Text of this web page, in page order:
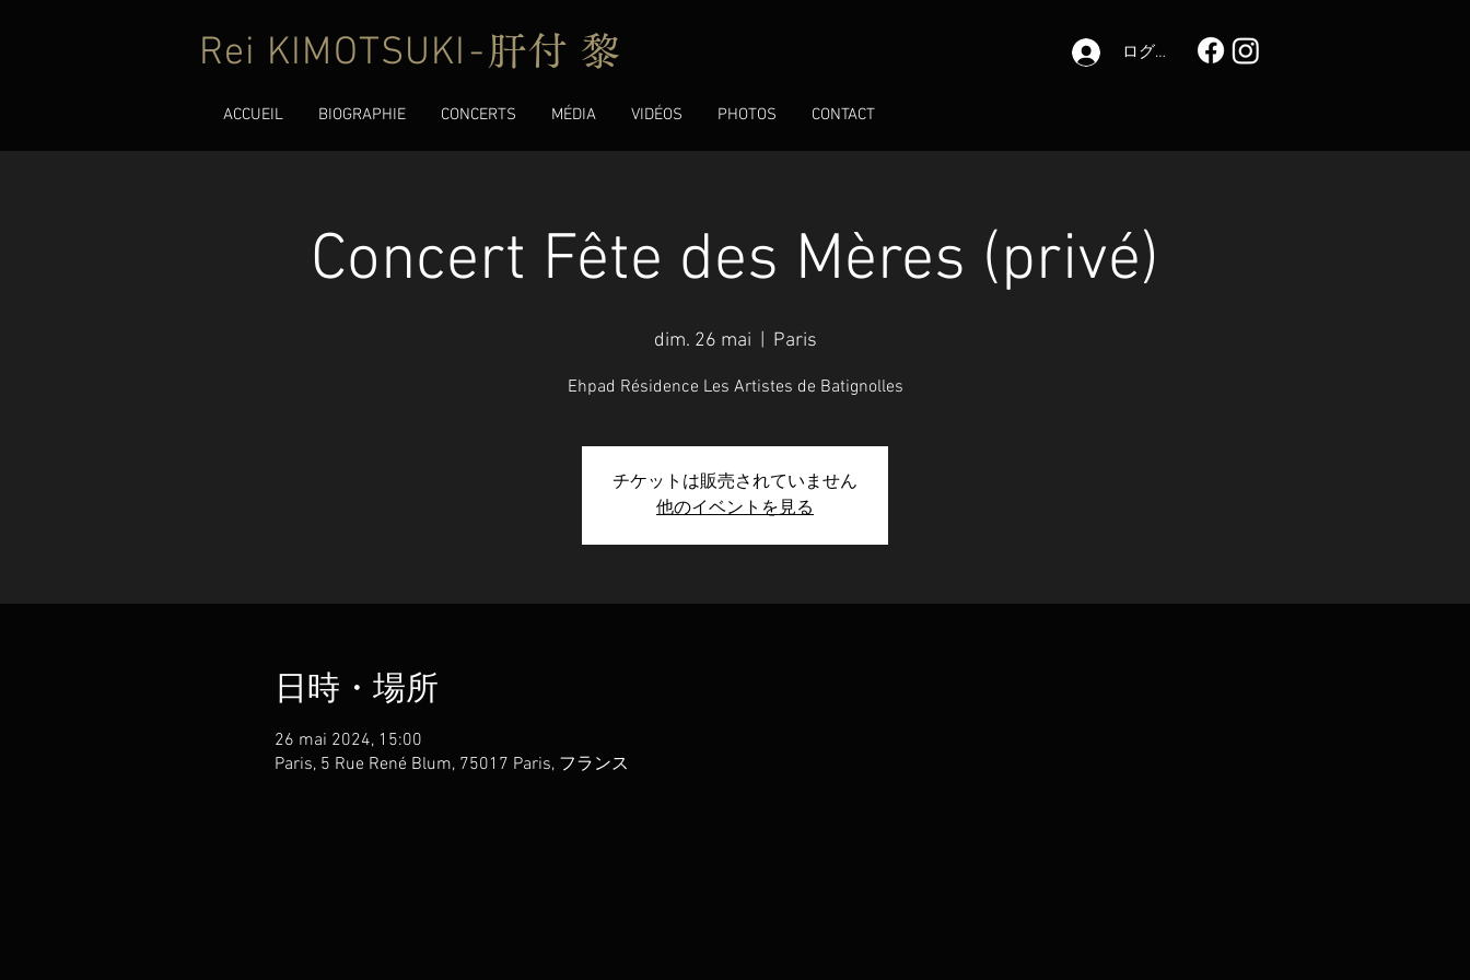
Rei KIMOTSUKI- 肝付 黎 ログイン
ACCUEIL BIOGRAPHIE CONCERTS MÉDIA VIDÉOS PHOTOS CONTACT
Concert Fête des Mères (privé)
dim. 26 mai Paris
Ehpad Résidence Les Artistes de Batignolles
チケットは販売されていません
他のイベントを見る
日時・場所
26 mai 2024, 15:00
Paris, 5 Rue René Blum, 75017 Paris, フランス